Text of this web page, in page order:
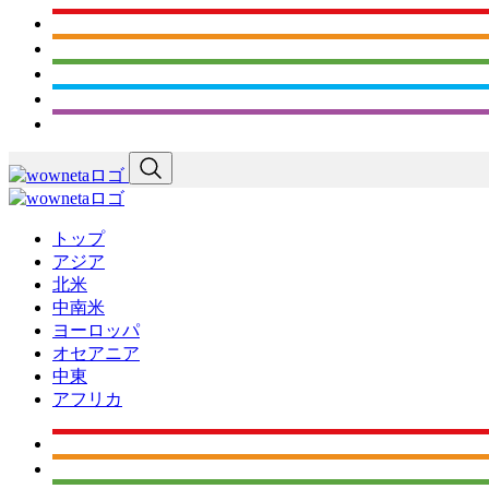
トップ
アジア
北米
中南米
ヨーロッパ
オセアニア
中東
アフリカ